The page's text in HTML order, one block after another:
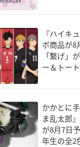
『ハイキ
ボ商品が8
「繋げ」
ー＆トー
かかとに
ま乱太郎
が8月7日
年生の全2